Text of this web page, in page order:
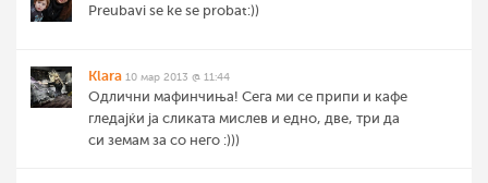
Preubavi se ke se probat:))
Klara 10 мар 2013 @ 11:44
Одлични мафинчиња! Сега ми се припи и кафе
гледајќи ја сликата мислев и едно, две, три да
си земам за со него :)))